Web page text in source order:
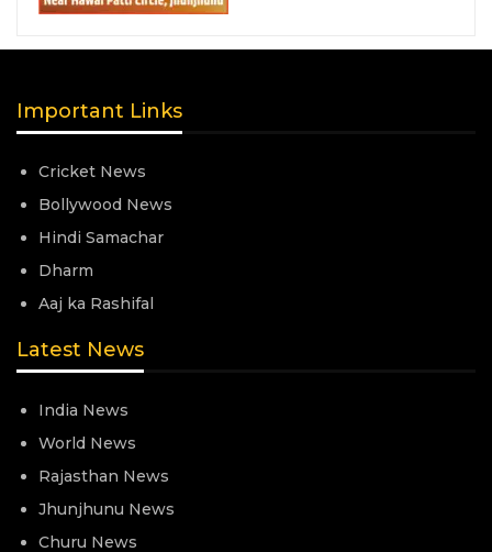
Important Links
Cricket News
Bollywood News
Hindi Samachar
Dharm
Aaj ka Rashifal
Latest News
India News
World News
Rajasthan News
Jhunjhunu News
Churu News